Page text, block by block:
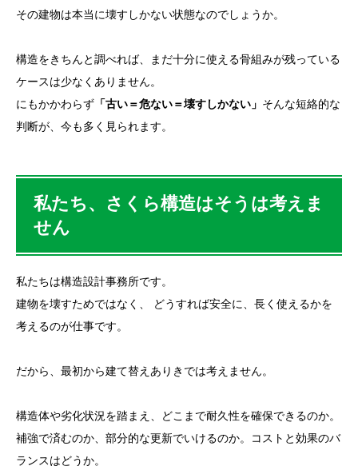
その建物は本当に壊すしかない状態なのでしょうか。
構造をきちんと調べれば、まだ十分に使える骨組みが残っている
ケースは少なくありません。
にもかかわらず 「古い＝危ない＝壊すしかない」 そんな短絡的な
判断が、今も多く見られます。
私たち、さくら構造はそうは考えま
せん
私たちは構造設計事務所です。
建物を壊すためではなく、 どうすれば安全に、長く使えるかを
考えるのが仕事です。
だから、最初から建て替えありきでは考えません。
構造体や劣化状況を踏まえ、どこまで耐久性を確保できるのか。
補強で済むのか、部分的な更新でいけるのか。コストと効果のバ
ランスはどうか。